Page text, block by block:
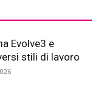
Evolve3 e
stili di lavoro